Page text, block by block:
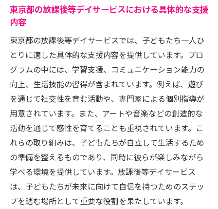
子どもたちの成長を見守る
次世代を担うための準備
放課後等デイサービスの長期的効果
放課後等デイサービスでの多様な活動が子ども
たちの成長を促進する理由
多様な活動の種類とその効果
遊びを通じた学びの重要性
創造性を引き出すプログラム
フィールドトリップと体験学習
スポーツ活動の効果
文化活動とその影響
東京都の放課後等デイサービスにおける具体的な支援
内容
東京都の放課後等デイサービスでは、子どもたち一人ひ
とりに適した具体的な支援内容を提供しています。プロ
グラムの中には、学習支援、コミュニケーション能力の
向上、生活技能の習得が含まれています。例えば、遊び
を通じて社交性を育む活動や、専門家による個別指導が
用意されています。また、アートや音楽などの創造的な
活動を通じて感性を育てることも重視されています。こ
れらの取り組みは、子どもたちが自立して生活するため
の準備を整えるものであり、同時に彼らが楽しみながら
学べる環境を提供しています。放課後等デイサービス
は、子どもたちが未来に向けて自信を持つためのステッ
プを踏む場所として重要な役割を果たしています。